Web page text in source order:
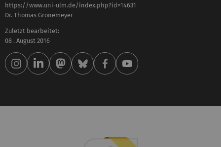
https://www.uni-ulm.de/index.php?id=14631
Dr. Thomas Gronemeyer
Zuletzt bearbeitet:
08 . August 2016